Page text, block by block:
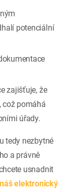
potenciální
zajišťuje, že
což pomáhá
úřady.
tedy nezbytné
a právně
usnadnit
elektronický